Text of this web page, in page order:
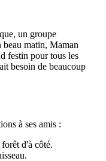
un groupe
beau matin, Maman
festin pour tous les
besoin de beaucoup
à ses amis :
d'à côté.